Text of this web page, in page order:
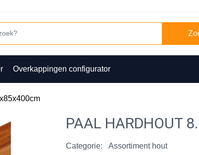
Overkappingen configurator
PAAL HARDHOUT
Categorie:
Assortiment hout